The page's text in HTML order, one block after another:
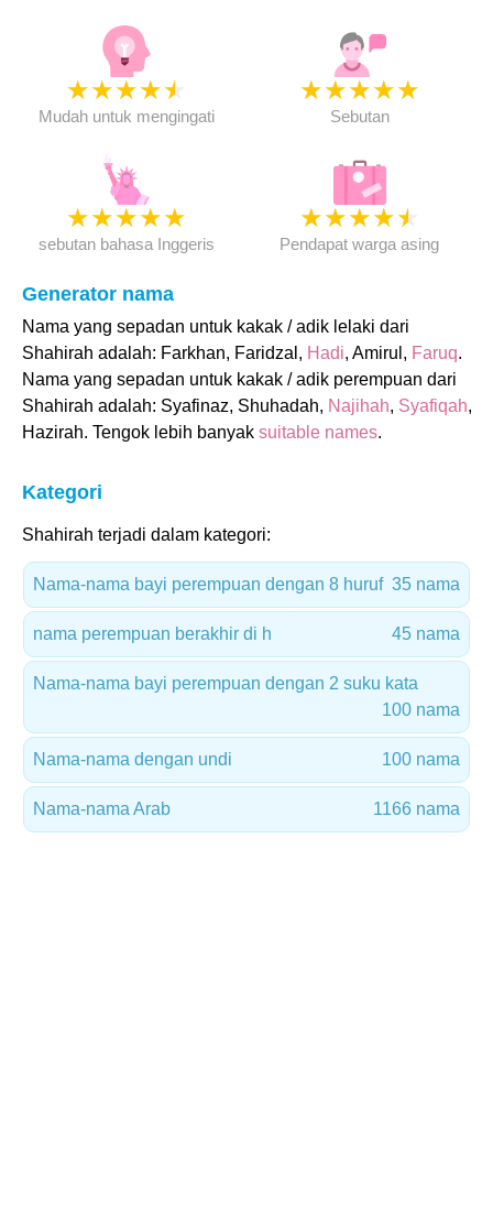
★★★★★
Mudah untuk mengingati
★★★★★
Sebutan
★★★★★
sebutan bahasa Inggeris
★★★★★
Pendapat warga asing
Generator nama
Nama yang sepadan untuk kakak / adik lelaki dari
Shahirah adalah: Farkhan, Faridzal, Hadi, Amirul, Faruq.
Nama yang sepadan untuk kakak / adik perempuan dari
Shahirah adalah: Syafinaz, Shuhadah, Najihah, Syafiqah,
Hazirah. Tengok lebih banyak suitable names.
Kategori
Shahirah terjadi dalam kategori:
Nama-nama bayi perempuan dengan 8 huruf 35 nama
nama perempuan berakhir di h 45 nama
Nama-nama bayi perempuan dengan 2 suku kata
100 nama
Nama-nama dengan undi 100 nama
Nama-nama Arab 1166 nama